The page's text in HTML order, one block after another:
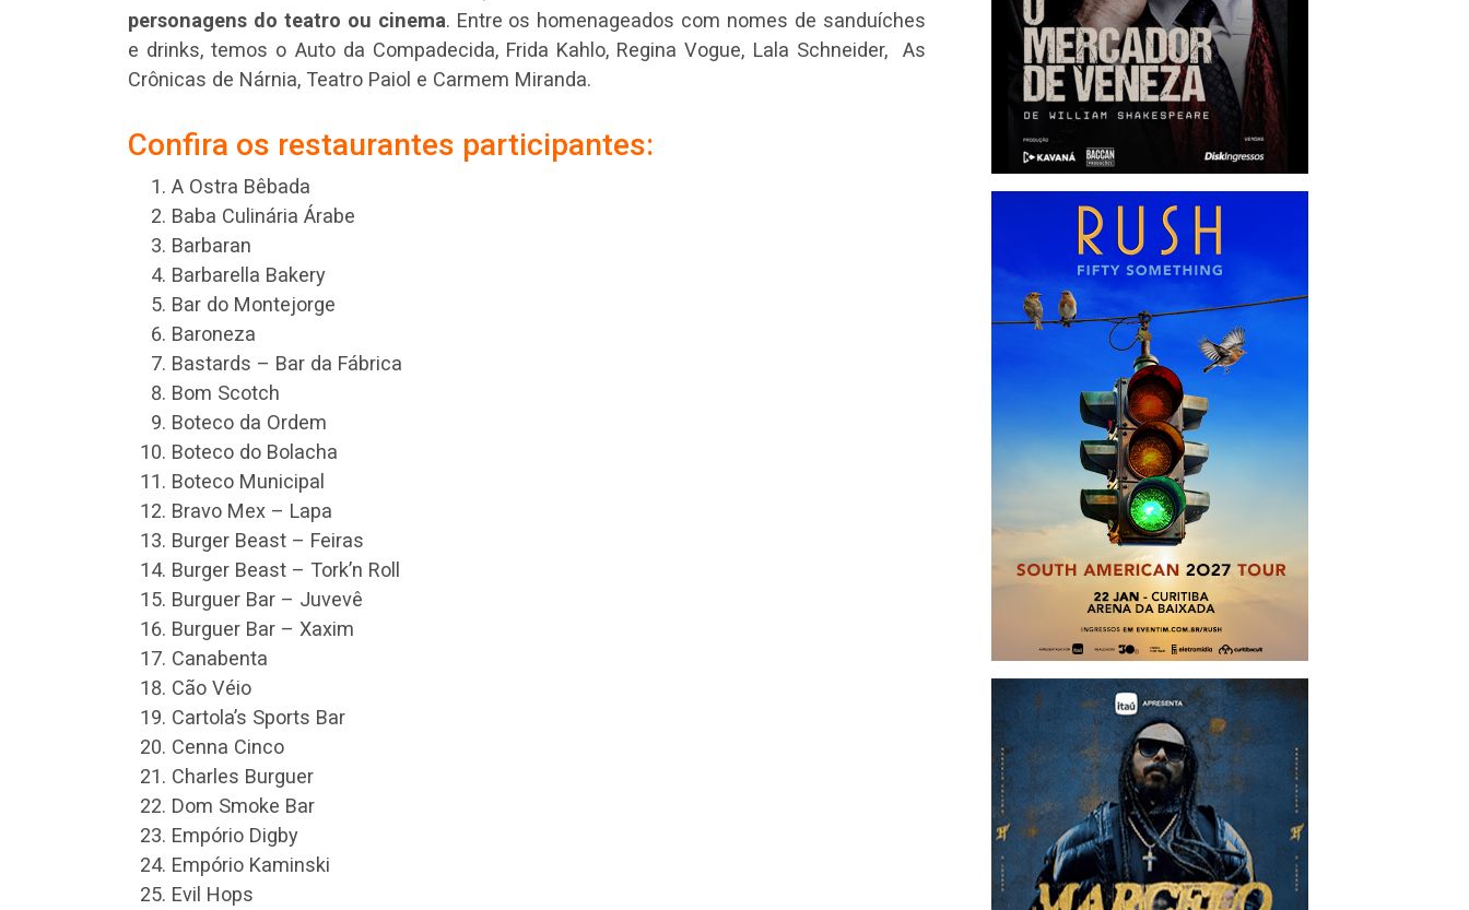
personagens do teatro ou cinema. Entre os homenageados com nomes de sanduíches
e drinks, temos o Auto da Compadecida, Frida Kahlo, Regina Vogue, Lala Schneider, As
Crônicas de Nárnia, Teatro Paiol e Carmem Miranda.
Confira os restaurantes participantes:
A Ostra Bêbada
Baba Culinária Árabe
Barbaran
Barbarella Bakery
Bar do Montejorge
Baroneza
Bastards – Bar da Fábrica
Bom Scotch
Boteco da Ordem
Boteco do Bolacha
Boteco Municipal
Bravo Mex – Lapa
Burger Beast – Feiras
Burger Beast – Tork’n Roll
Burguer Bar – Juvevê
Burguer Bar – Xaxim
Canabenta
Cão Véio
Cartola’s Sports Bar
Cenna Cinco
Charles Burguer
Dom Smoke Bar
Empório Digby
Empório Kaminski
Evil Hops